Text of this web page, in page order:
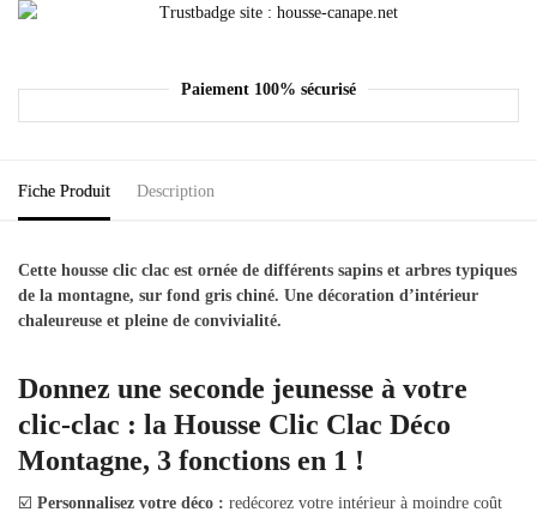
Paiement 100% sécurisé
Fiche Produit Description
Cette housse clic clac est ornée de différents sapins et arbres typiques
de la montagne, sur fond gris chiné. Une décoration d’intérieur
chaleureuse et pleine de convivialité.
Donnez une seconde jeunesse à votre
clic-clac : la Housse Clic Clac Déco
Montagne, 3 fonctions en 1 !
☑️ Personnalisez votre déco : redécorez votre intérieur à moindre coût